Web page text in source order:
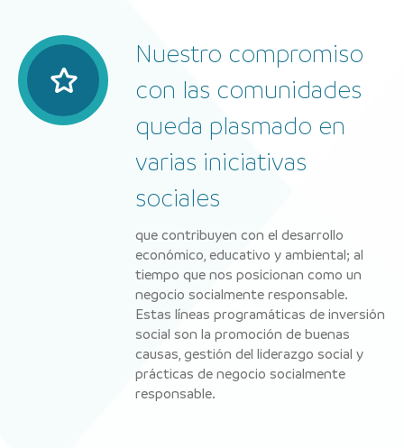
Nuestro compromiso
con las comunidades
queda plasmado en
varias iniciativas
sociales
que contribuyen con el desarrollo
económico, educativo y ambiental; al
tiempo que nos posicionan como un
negocio socialmente responsable.
Estas líneas programáticas de inversión
social son la promoción de buenas
causas, gestión del liderazgo social y
prácticas de negocio socialmente
responsable.​